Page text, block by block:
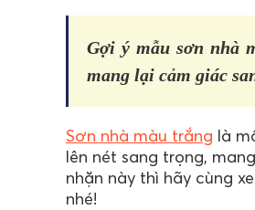
Gợi ý mẫu sơn nhà
mang lại cảm giác
Sơn nhà màu trắng là
lên nét sang trọng,
nhặn này thì hãy cùng
nhé!